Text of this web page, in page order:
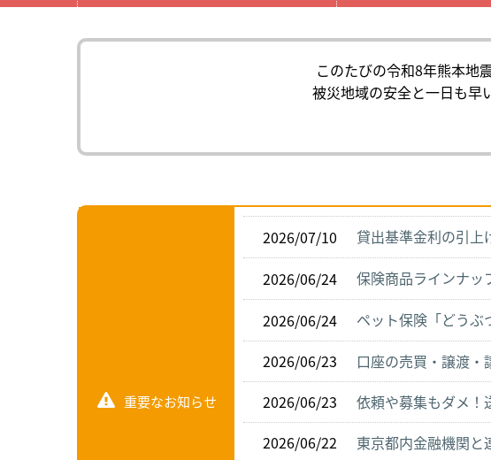
このたびの令和8年熊本地
被災地域の安全と一日も早
重要なお知らせ
2026/07/10
貸出基準金利の引上
2026/06/24
保険商品ラインナッ
2026/06/24
ペット保険「どうぶ
2026/06/23
口座の売買・譲渡・
2026/06/23
依頼や募集もダメ！
2026/06/22
東京都内金融機関と